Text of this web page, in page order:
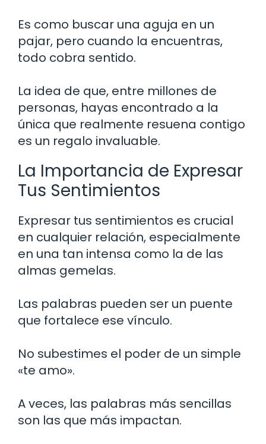
Es como buscar una aguja en un
pajar, pero cuando la encuentras,
todo cobra sentido.
La idea de que, entre millones de
personas, hayas encontrado a la
única que realmente resuena contigo
es un regalo invaluable.
La Importancia de Expresar
Tus Sentimientos
Expresar tus sentimientos es crucial
en cualquier relación, especialmente
en una tan intensa como la de las
almas gemelas.
Las palabras pueden ser un puente
que fortalece ese vínculo.
No subestimes el poder de un simple
«te amo».
A veces, las palabras más sencillas
son las que más impactan.